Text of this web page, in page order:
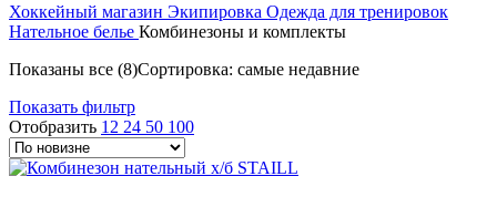
Хоккейный магазин Экипировка Одежда для тренировок
Нательное белье Комбинезоны и комплекты
Показаны все (8)Сортировка: самые недавние
Показать фильтр
Отобразить 12 24 50 100